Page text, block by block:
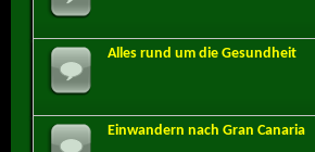
Alles rund um die Gesundheit
Einwandern nach Gran Canaria